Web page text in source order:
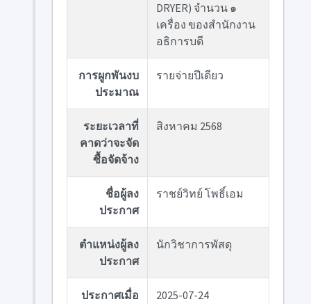
DRYER) จำนวน ๑
เครื่อง ของสำนักงาน
อธิการบดี
การผูกพันงบ
ประมาณ
รายจ่ายปีเดียว
ระยะเวลาที่
คาดว่าจะจัด
ซื้อจัดจ้าง
สิงหาคม 2568
ชื่อผู้ลง
ประกาศ
ราชย์วิทย์ โพธิ์เอม
ตำแหน่งผู้ลง
ประกาศ
นักวิชาการพัสดุ
ประกาศเมื่อ
2025-07-24